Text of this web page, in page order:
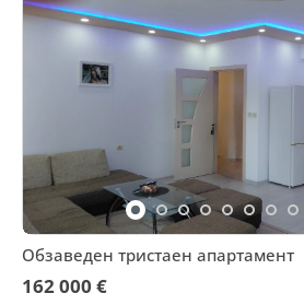
Обзаведен тристаен апартамент
162 000 €